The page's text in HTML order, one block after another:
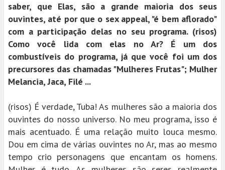
saber, que Elas, são a grande maioria dos seus
ouvintes, até por que o sex appeal, "é bem aflorado"
com a participação delas no seu programa. (risos)
Como você lida com elas no Ar? É um dos
combustíveis do programa, já que você foi um dos
precursores das chamadas "Mulheres Frutas"; Mulher
Melancia, Jaca, Filé ...
(risos) É verdade, Tuba! As mulheres são a maioria dos
ouvintes do nosso universo. No meu programa, isso é
mais acentuado. É uma relação muito louca mesmo.
Dou em cima de várias ouvintes no Ar, mas ao mesmo
tempo crio personagens que encantam os homens.